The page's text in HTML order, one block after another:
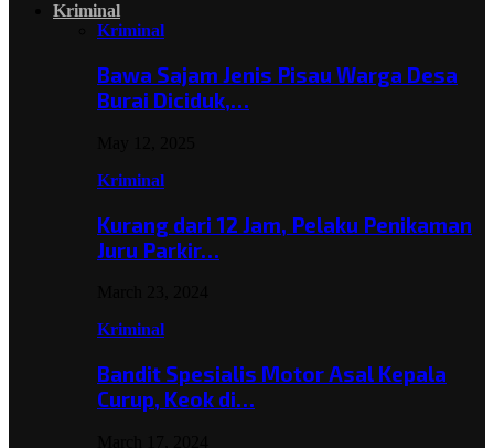
Kriminal
Kriminal
Bawa Sajam Jenis Pisau Warga Desa
Burai Diciduk,…
Kriminal
Kurang dari 12 Jam, Pelaku Penikaman
Juru Parkir…
Kriminal
Bandit Spesialis Motor Asal Kepala
Curup, Keok di…